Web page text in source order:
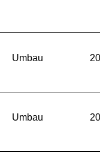
Umbau
Umbau